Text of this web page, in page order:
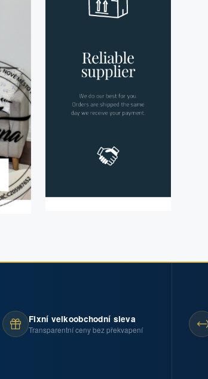
Fixní velkoobchodní sleva
Transparentní ceny bez překvapení